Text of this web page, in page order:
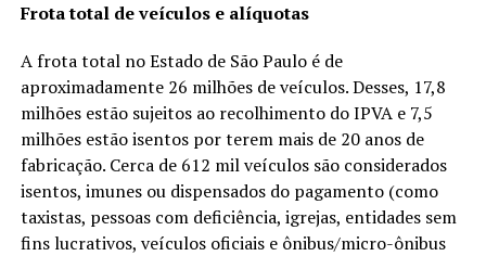
Frota total de veículos e alíquotas
A frota total no Estado de São Paulo é de
aproximadamente 26 milhões de veículos. Desses, 17,8
milhões estão sujeitos ao recolhimento do IPVA e 7,5
milhões estão isentos por terem mais de 20 anos de
fabricação. Cerca de 612 mil veículos são considerados
isentos, imunes ou dispensados do pagamento (como
taxistas, pessoas com deficiência, igrejas, entidades sem
fins lucrativos, veículos oficiais e ônibus/micro-ônibus